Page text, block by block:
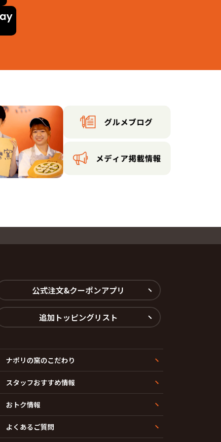
公式注文&クーポンアプリ
追加トッピングリスト
ナポリの窯のこだわり
スタッフおすすめ情報
おトク情報
よくあるご質問